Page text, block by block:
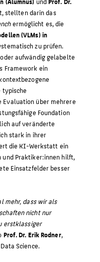
stellten darin das
ermöglicht es, die
(VLMs) in
zu prüfen.
aufwändig gelabelte
Framework ein
typische
Evaluation über mehrere
Foundation
auf veränderte
stark in ihrer
die KI-Werkstatt ein
und Praktiker:innen hilft,
Einsatzfelder besser
mehr, dass wir als
nicht nur
erstklassiger
Prof. Dr. Erik Rodner,
Science.